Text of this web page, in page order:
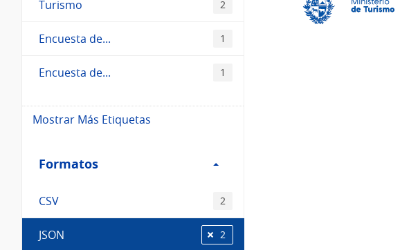
Turismo 2
Encuesta de... 1
Encuesta de... 1
Mostrar Más Etiquetas
Formatos
Formatos
CSV 2
JSON 2